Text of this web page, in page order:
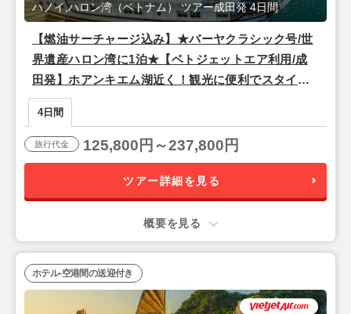
【燃油サーチャージ込み】★バーヤクラシック号/世
界遺産ハロン湾に1泊★【ベトジェットエア利用/成
田発】ホアンキエム湖近く！観光に便利でスタイリ
ッシュな4つ星『ザ・チーブティック・ハノイ（スー
ペリアルーム）』宿泊ハノイ2泊4日
ハノイ,ハロン湾（ベトナム） ツアー成田発 4日間
4日間
旅行代金 125,800円～237,800円
ツアー詳細を見る
概要を見る
ホテル-空港間の送迎付き